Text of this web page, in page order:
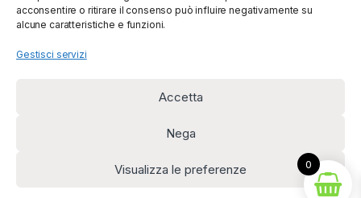
acconsentire o ritirare il consenso può influire negativamente su
alcune caratteristiche e funzioni.
Gestisci servizi
Accetta
Nega
Visualizza le preferenze
disponibili!
(0039) 091
5607514
0